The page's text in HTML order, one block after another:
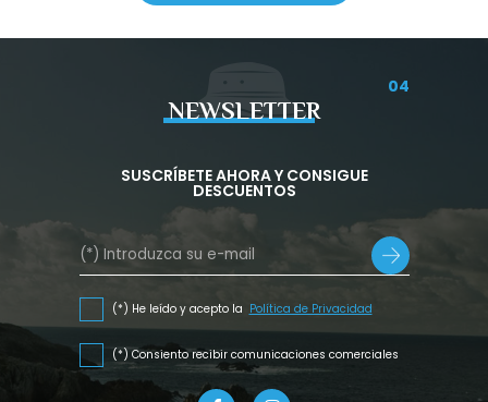
04
NEWSLETTER
SUSCRÍBETE AHORA Y CONSIGUE
DESCUENTOS
(*) He leído y acepto la Política de Privacidad
(*) Consiento recibir comunicaciones comerciales